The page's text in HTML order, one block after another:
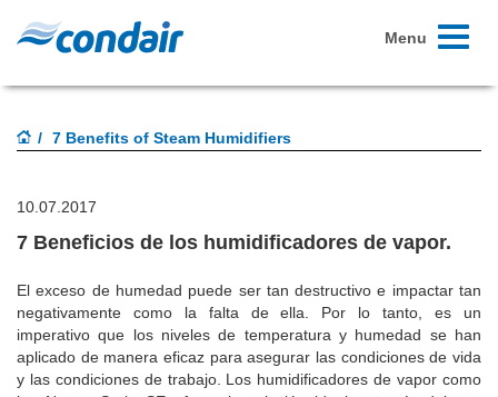
Toggle
Menu
7 Benefits of Steam Humidifiers
10.07.2017
7 Beneficios de los humidificadores de vapor.
El exceso de humedad puede ser tan destructivo e impactar tan
negativamente como la falta de ella. Por lo tanto, es un
imperativo que los niveles de temperatura y humedad se han
aplicado de manera eficaz para asegurar las condiciones de vida
y las condiciones de trabajo. Los humidificadores de vapor como